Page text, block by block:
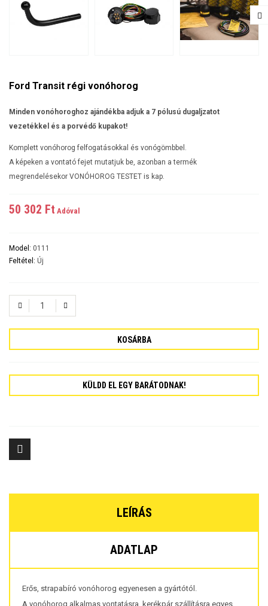
Ford Transit régi vonóhorog
Minden vonóhoroghoz ajándékba adjuk a 7 pólusú dugaljzatot
vezetékkel és a porvédő kupakot!
Komplett vonóhorog felfogatásokkal és vonógömbbel.
A képeken a vontató fejet mutatjuk be, azonban a termék
megrendelésekor VONÓHOROG TESTET is kap.
50 302 Ft‎ Adóval
Model: 0111
Feltétel: Új
KOSÁRBA
KÜLDD EL EGY BARÁTODNAK!
LEÍRÁS
ADATLAP
Erős, strapabíró vonóhorog egyenesen a gyártótól.
A vonóhorog alkalmas vontatásra, kerékpár szállításra egyes